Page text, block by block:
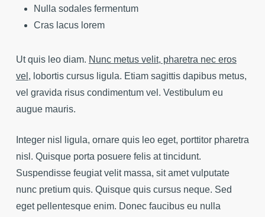
Nulla sodales fermentum
Cras lacus lorem
Ut quis leo diam. Nunc metus velit, pharetra nec eros
vel , lobortis cursus ligula. Etiam sagittis dapibus metus,
vel gravida risus condimentum vel. Vestibulum eu
augue mauris.
Integer nisl ligula, ornare quis leo eget, porttitor pharetra
nisl. Quisque porta posuere felis at tincidunt.
Suspendisse feugiat velit massa, sit amet vulputate
nunc pretium quis. Quisque quis cursus neque. Sed
eget pellentesque enim. Donec faucibus eu nulla